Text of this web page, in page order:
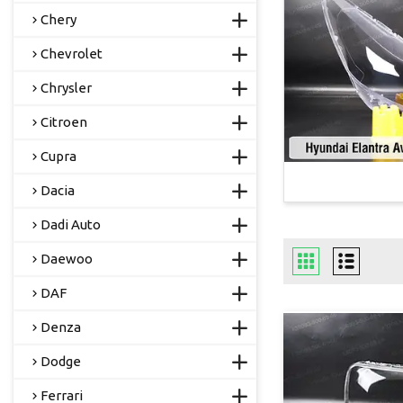
Chery
Chevrolet
Chrysler
Citroen
Cupra
Dacia
Dadi Auto
Daewoo
DAF
Denza
Dodge
Ferrari